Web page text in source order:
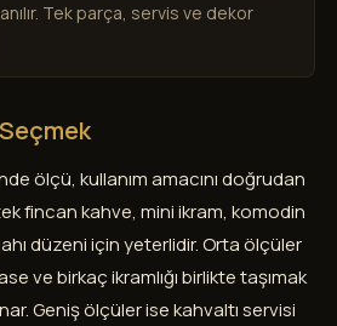
Tek parça, servis ve dekor
ölçü, kullanım amacını doğrudan
fincan kahve, mini ikram, komodin
düzeni için yeterlidir. Orta ölçüler
ve birkaç ikramlığı birlikte taşımak
Geniş ölçüler ise kahvaltı servisi